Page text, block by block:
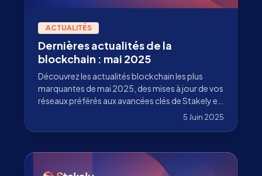
ACTUALITÉS
Dernières actualités de la
blockchain : mai 2025
Découvrez les actualités blockchain les plus
marquantes de mai 2025, des mises à jour de vos
réseaux préférés aux avancées clés de Stakely en
tant que validateur de premier plan. À ne pas5 Juin 2025